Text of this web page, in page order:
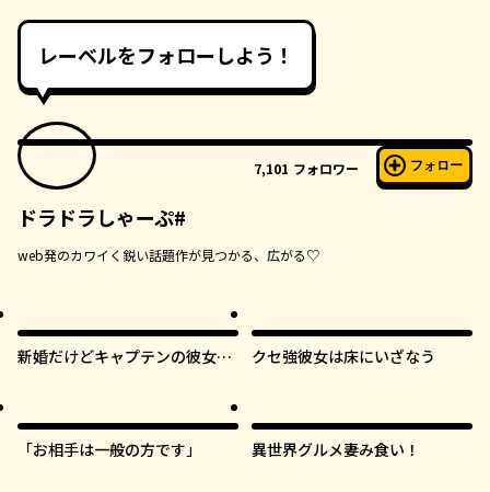
レーベルをフォローしよう！
7,101 フォロワー フォロー
ドラドラしゃーぷ#
web発のカワイく鋭い話題作が見つかる、広がる♡
新婚だけどキャプテンの彼女と
クセ強彼女は床にいざなう
「お相手は一般の方です」 異世界グルメ妻み食い！